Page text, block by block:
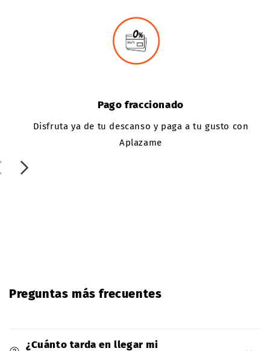
Pago fraccionado
Disfruta ya de tu descanso y paga a tu gusto con
Aplazame
Preguntas más frecuentes
¿Cuánto tarda en llegar mi